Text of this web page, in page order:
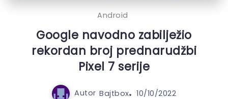
Android
Google navodno zabilježio
rekordan broj prednarudžbi
Pixel 7 serije
Autor Bajtbox 10/10/2022